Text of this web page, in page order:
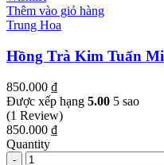
Thêm vào giỏ hàng
Trung Hoa
Hồng Trà Kim Tuấn Mi
850.000 ₫
Được xếp hạng 5.00 5 sao
(1 Review)
850.000 ₫
Quantity
Quantity